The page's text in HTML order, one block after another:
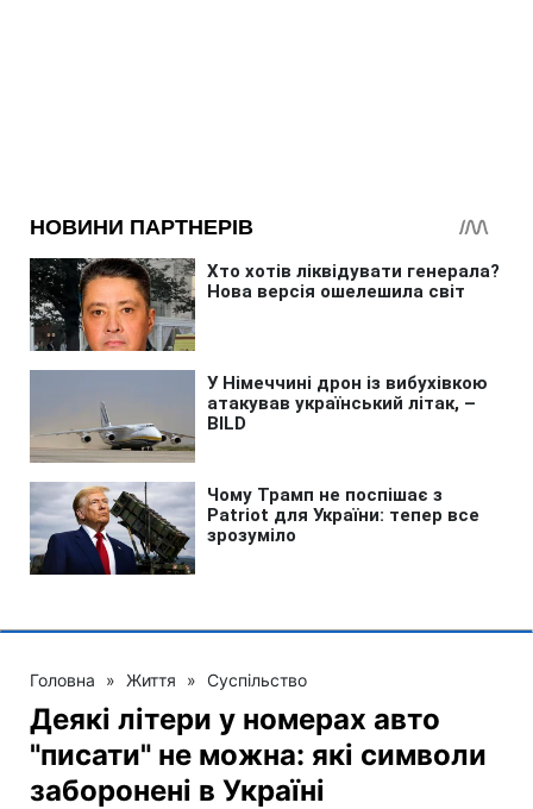
Головна » Життя » Суспільство
Деякі літери у номерах авто
"писати" не можна: які символи
заборонені в Україні